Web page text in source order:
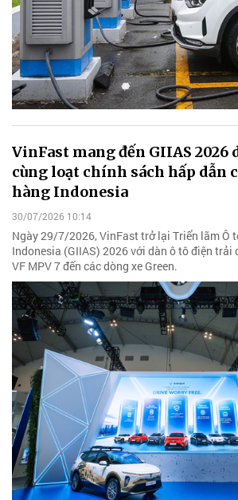
VinFast mang đến GIIAS 2026
cùng loạt chính sách hấp dẫn
hàng Indonesia
30/07/2026 10:14
Ngày 29/7/2026, VinFast trở lại Triển lãm Ô
Indonesia (GIIAS) 2026 với dàn ô tô điện trải
VF MPV 7 đến các dòng xe Green.